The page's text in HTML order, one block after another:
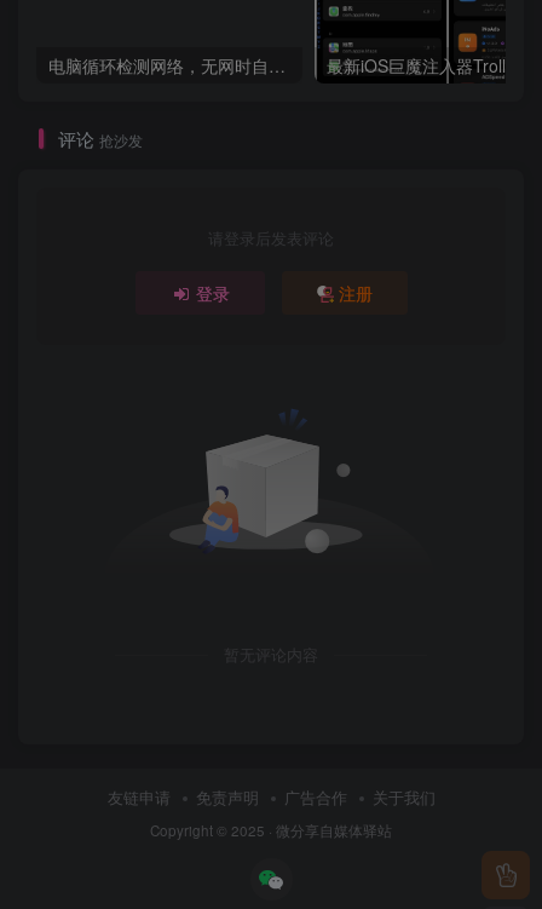
电脑循环检测网络，无网时自动重启
评论 抢沙发
请登录后发表评论
登录 注册
暂无评论内容
友链申请 免责声明 广告合作 关于我们
Copyright © 2025 · 微分享自媒体驿站